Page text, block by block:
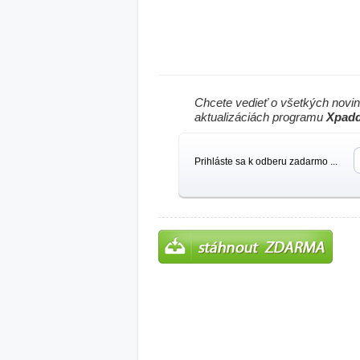
Chcete vedieť o všetkých
aktualizáciách programu
Prihláste sa k odberu zadarmo ...